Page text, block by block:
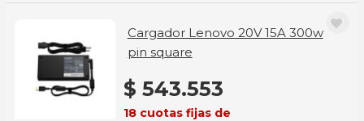
Cargador Lenovo 20V 15A 300w
pin square
$ 543.553
18 cuotas fijas de